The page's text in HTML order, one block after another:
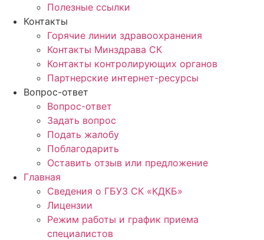
Полезные ссылки
Контакты
Горячие линии здравоохранения
Контакты Минздрава СК
Контакты контролирующих органов
Партнерские интернет-ресурсы
Вопрос-ответ
Вопрос-ответ
Задать вопрос
Подать жалобу
Поблагодарить
Оставить отзыв или предложение
Главная
Сведения о ГБУЗ СК «КДКБ»
Лицензии
Режим работы и график приема
специалистов